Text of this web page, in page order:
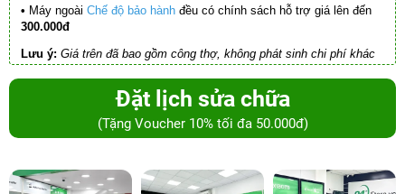
• Máy ngoài Chế độ bảo hành đều có chính sách hỗ trợ giá lên đến
300.000đ
Lưu ý: Giá trên đã bao gồm công thợ, không phát sinh chi phí khác
Đặt lịch sửa chữa
(Tặng Voucher 10% tối đa 50.000đ)